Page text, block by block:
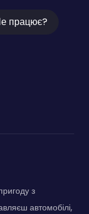
працює?
з
автомобілі,